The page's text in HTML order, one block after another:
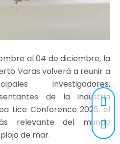
al 04 de diciembre, la
Varas volverá a reunir a
investigadores,
de la industria
Lice Conference 2025, el
relevante del mundo
de mar.